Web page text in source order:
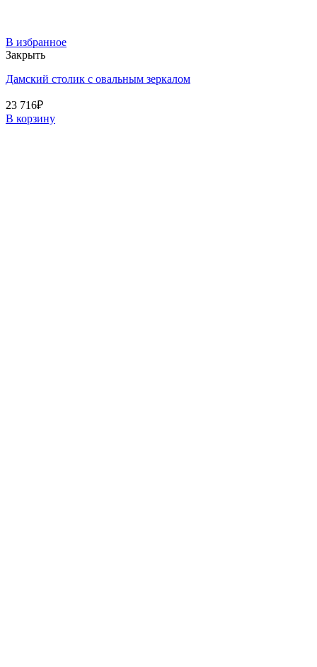
В избранное
Закрыть
Дамский столик с овальным зеркалом
23 716₽
В корзину